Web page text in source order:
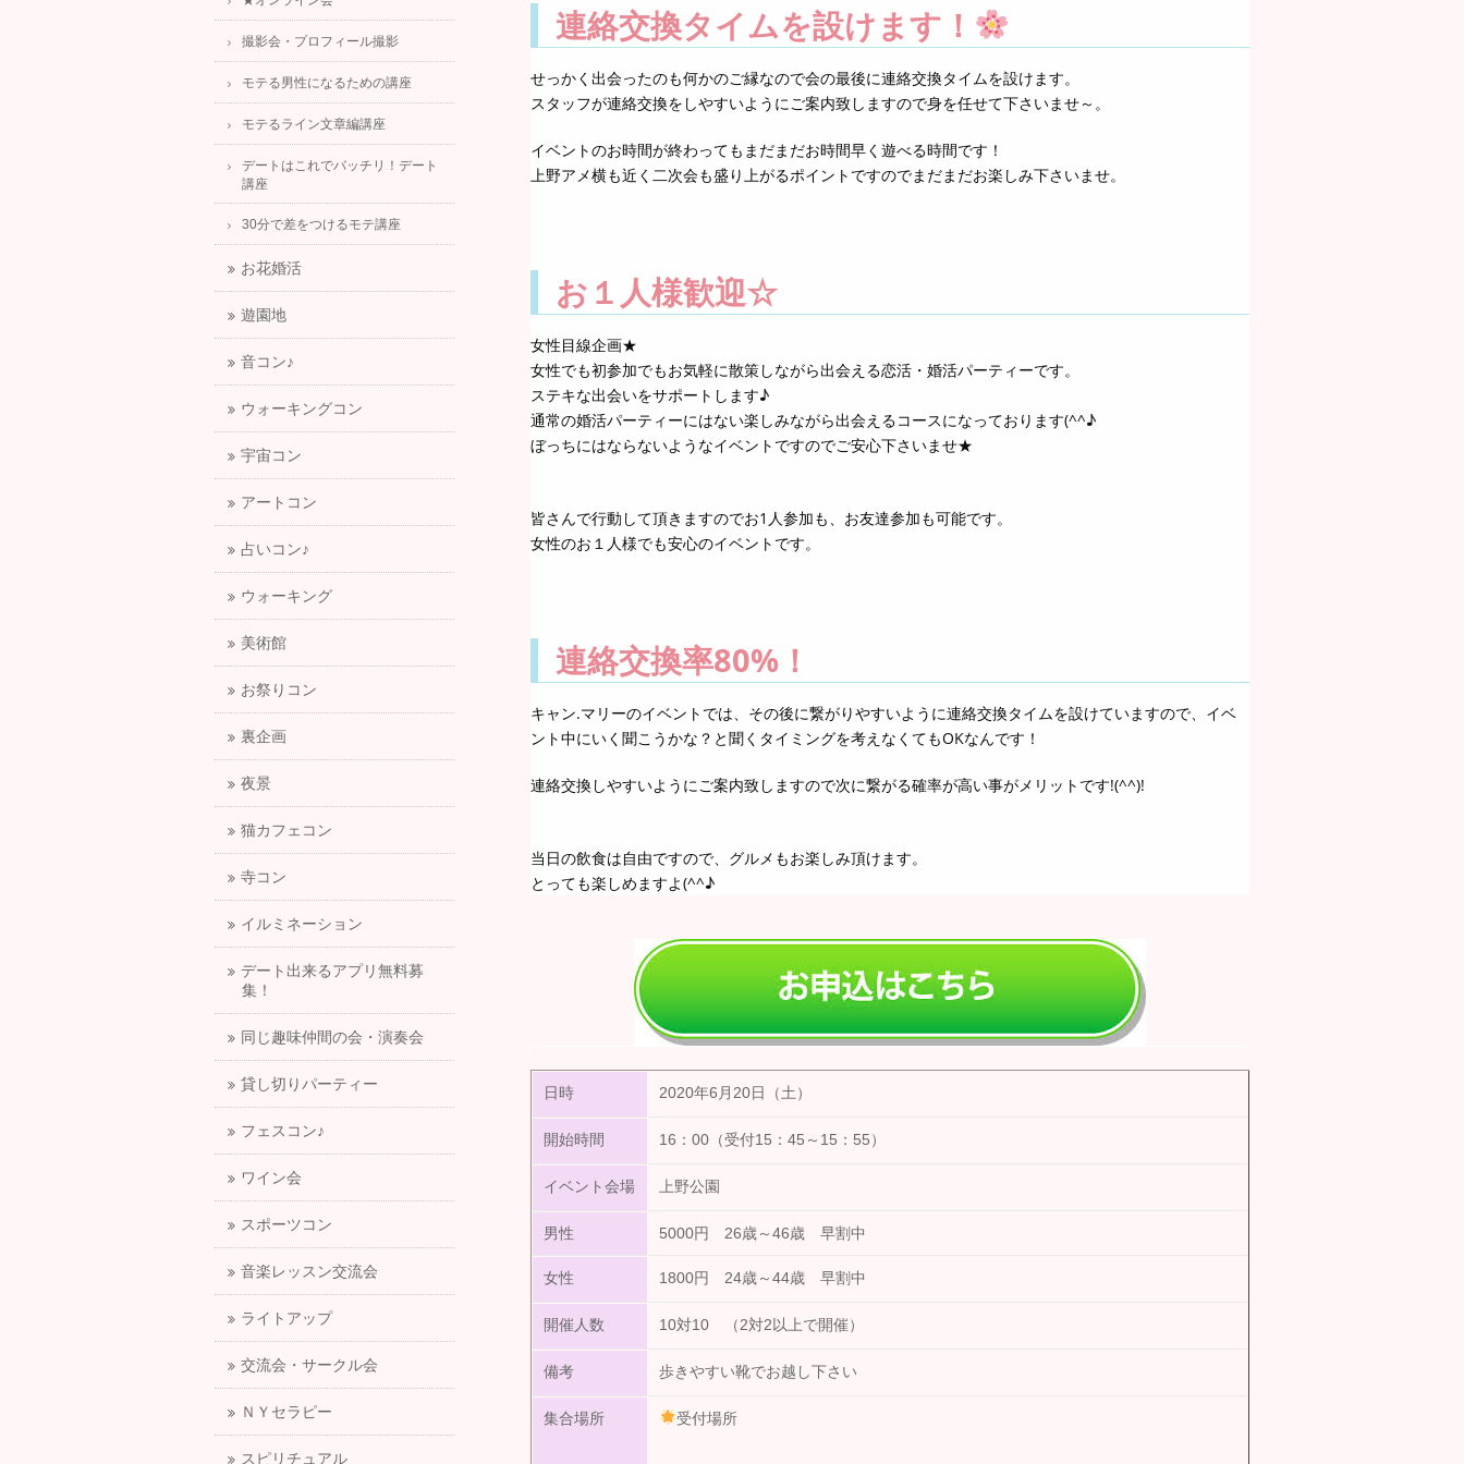
連絡交換タイムを設けます！
せっかく出会ったのも何かのご縁なので会の最後に連絡交換タイムを設けます。
スタッフが連絡交換をしやすいようにご案内致しますので身を任せて下さいませ～。
イベントのお時間が終わってもまだまだお時間早く遊べる時間です！
上野アメ横も近く二次会も盛り上がるポイントですのでまだまだお楽しみ下さいませ。
お１人様歓迎☆
女性目線企画★
女性でも初参加でもお気軽に散策しながら出会える恋活・婚活パーティーです。
ステキな出会いをサポートします♪
通常の婚活パーティーにはない楽しみながら出会えるコースになっております(^^♪
ぼっちにはならないようなイベントですのでご安心下さいませ★
皆さんで行動して頂きますのでお1人参加も、お友達参加も可能です。
女性のお１人様でも安心のイベントです。
連絡交換率80%！
キャン.マリーのイベントでは、その後に繋がりやすいように連絡交換タイムを設けていますので、イベ
ント中にいく聞こうかな？と聞くタイミングを考えなくてもOKなんです！
連絡交換しやすいようにご案内致しますので次に繋がる確率が高い事がメリットです!(^^)!
当日の飲食は自由ですので、グルメもお楽しみ頂けます。
とっても楽しめますよ(^^♪
日時 2020年6月20日（土）
開始時間 16：00（受付15：45～15：55）
イベント会場 上野公園
男性 5000円 26歳～46歳 早割中
女性 1800円 24歳～44歳 早割中
開催人数 10対10 （2対2以上で開催）
備考 歩きやすい靴でお越し下さい
集合場所 受付場所
撮影会・プロフィール撮影
モテる男性になるための講座
モテるライン文章編講座
デートはこれでバッチリ！デート
講座
30分で差をつけるモテ講座
お花婚活
遊園地
音コン♪
ウォーキングコン
宇宙コン
アートコン
占いコン♪
ウォーキング
美術館
お祭りコン
裏企画
夜景
猫カフェコン
寺コン
イルミネーション
デート出来るアプリ無料募
集！
同じ趣味仲間の会・演奏会
貸し切りパーティー
フェスコン♪
ワイン会
スポーツコン
音楽レッスン交流会
ライトアップ
交流会・サークル会
ＮＹセラピー
スピリチュアル